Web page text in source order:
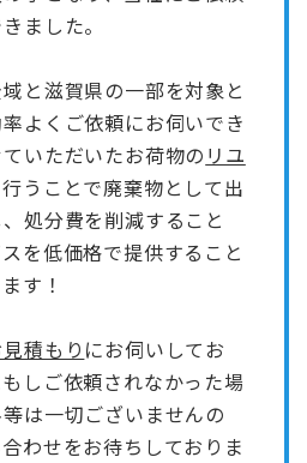
ました。
と滋賀県の一部を対象と
よくご依頼にお伺いでき
いただいたお荷物の リユ
うことで廃棄物として出
処分費を削減すること
を低価格で提供すること
す！
積もり にお伺いしてお
しご依頼されなかった場
は一切ございませんの
わせをお待ちしておりま